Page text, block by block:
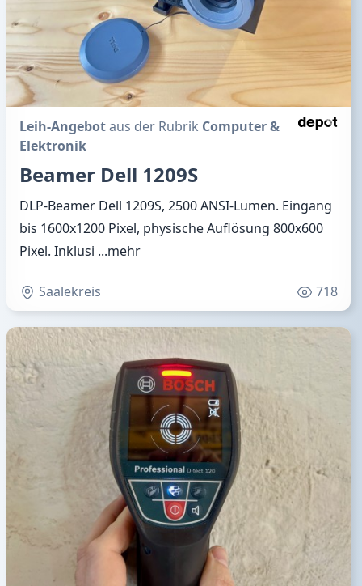
Leih-Angebotaus der Rubrik Computer &
Elektronik
Beamer Dell 1209S
DLP-Beamer Dell 1209S, 2500 ANSI-Lumen. Eingang
bis 1600x1200 Pixel, physische Auflösung 800x600
Pixel. Inklusi ...mehr
Saalekreis 718